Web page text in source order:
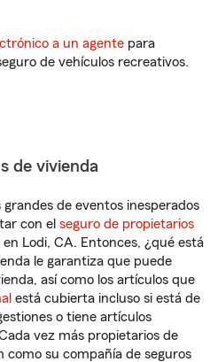
a un agente para
de vehículos recreativos.
de vivienda
grandes de eventos inesperados
con el seguro de propietarios
Lodi, CA. Entonces, ¿qué está
le garantiza que puede
así como los artículos que
está cubierta incluso si está de
o tiene artículos
vez más propietarios de
como su compañía de seguros